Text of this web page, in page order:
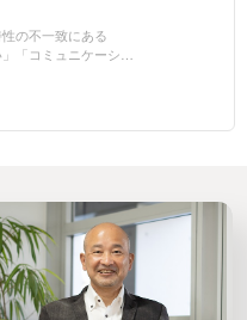
の不一致にある
「コミュニケーショ